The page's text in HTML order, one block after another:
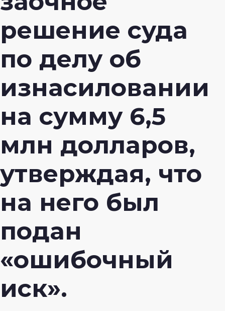
решение суда
по делу об
изнасиловании
на сумму 6,5
млн долларов,
утверждая, что
на него был
подан
«ошибочный
иск».